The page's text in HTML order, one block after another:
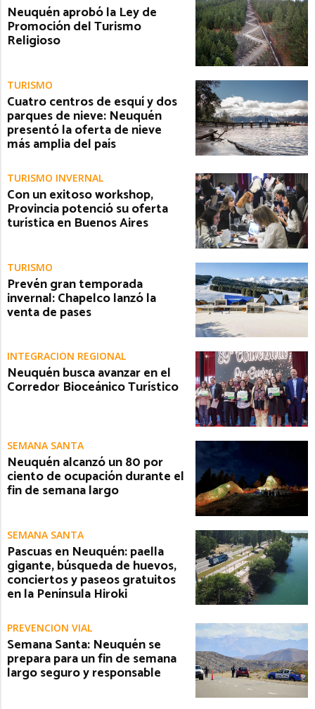
Neuquén aprobó la Ley de
Promoción del Turismo
Religioso
TURISMO
Cuatro centros de esquí y dos
parques de nieve: Neuquén
presentó la oferta de nieve
más amplia del país
TURISMO INVERNAL
Con un exitoso workshop,
Provincia potenció su oferta
turística en Buenos Aires
TURISMO
Prevén gran temporada
invernal: Chapelco lanzó la
venta de pases
INTEGRACIÓN REGIONAL
Neuquén busca avanzar en el
Corredor Bioceánico Turístico
SEMANA SANTA
Neuquén alcanzó un 80 por
ciento de ocupación durante el
fin de semana largo
SEMANA SANTA
Pascuas en Neuquén: paella
gigante, búsqueda de huevos,
conciertos y paseos gratuitos
en la Península Hiroki
PREVENCIÓN VIAL
Semana Santa: Neuquén se
prepara para un fin de semana
largo seguro y responsable